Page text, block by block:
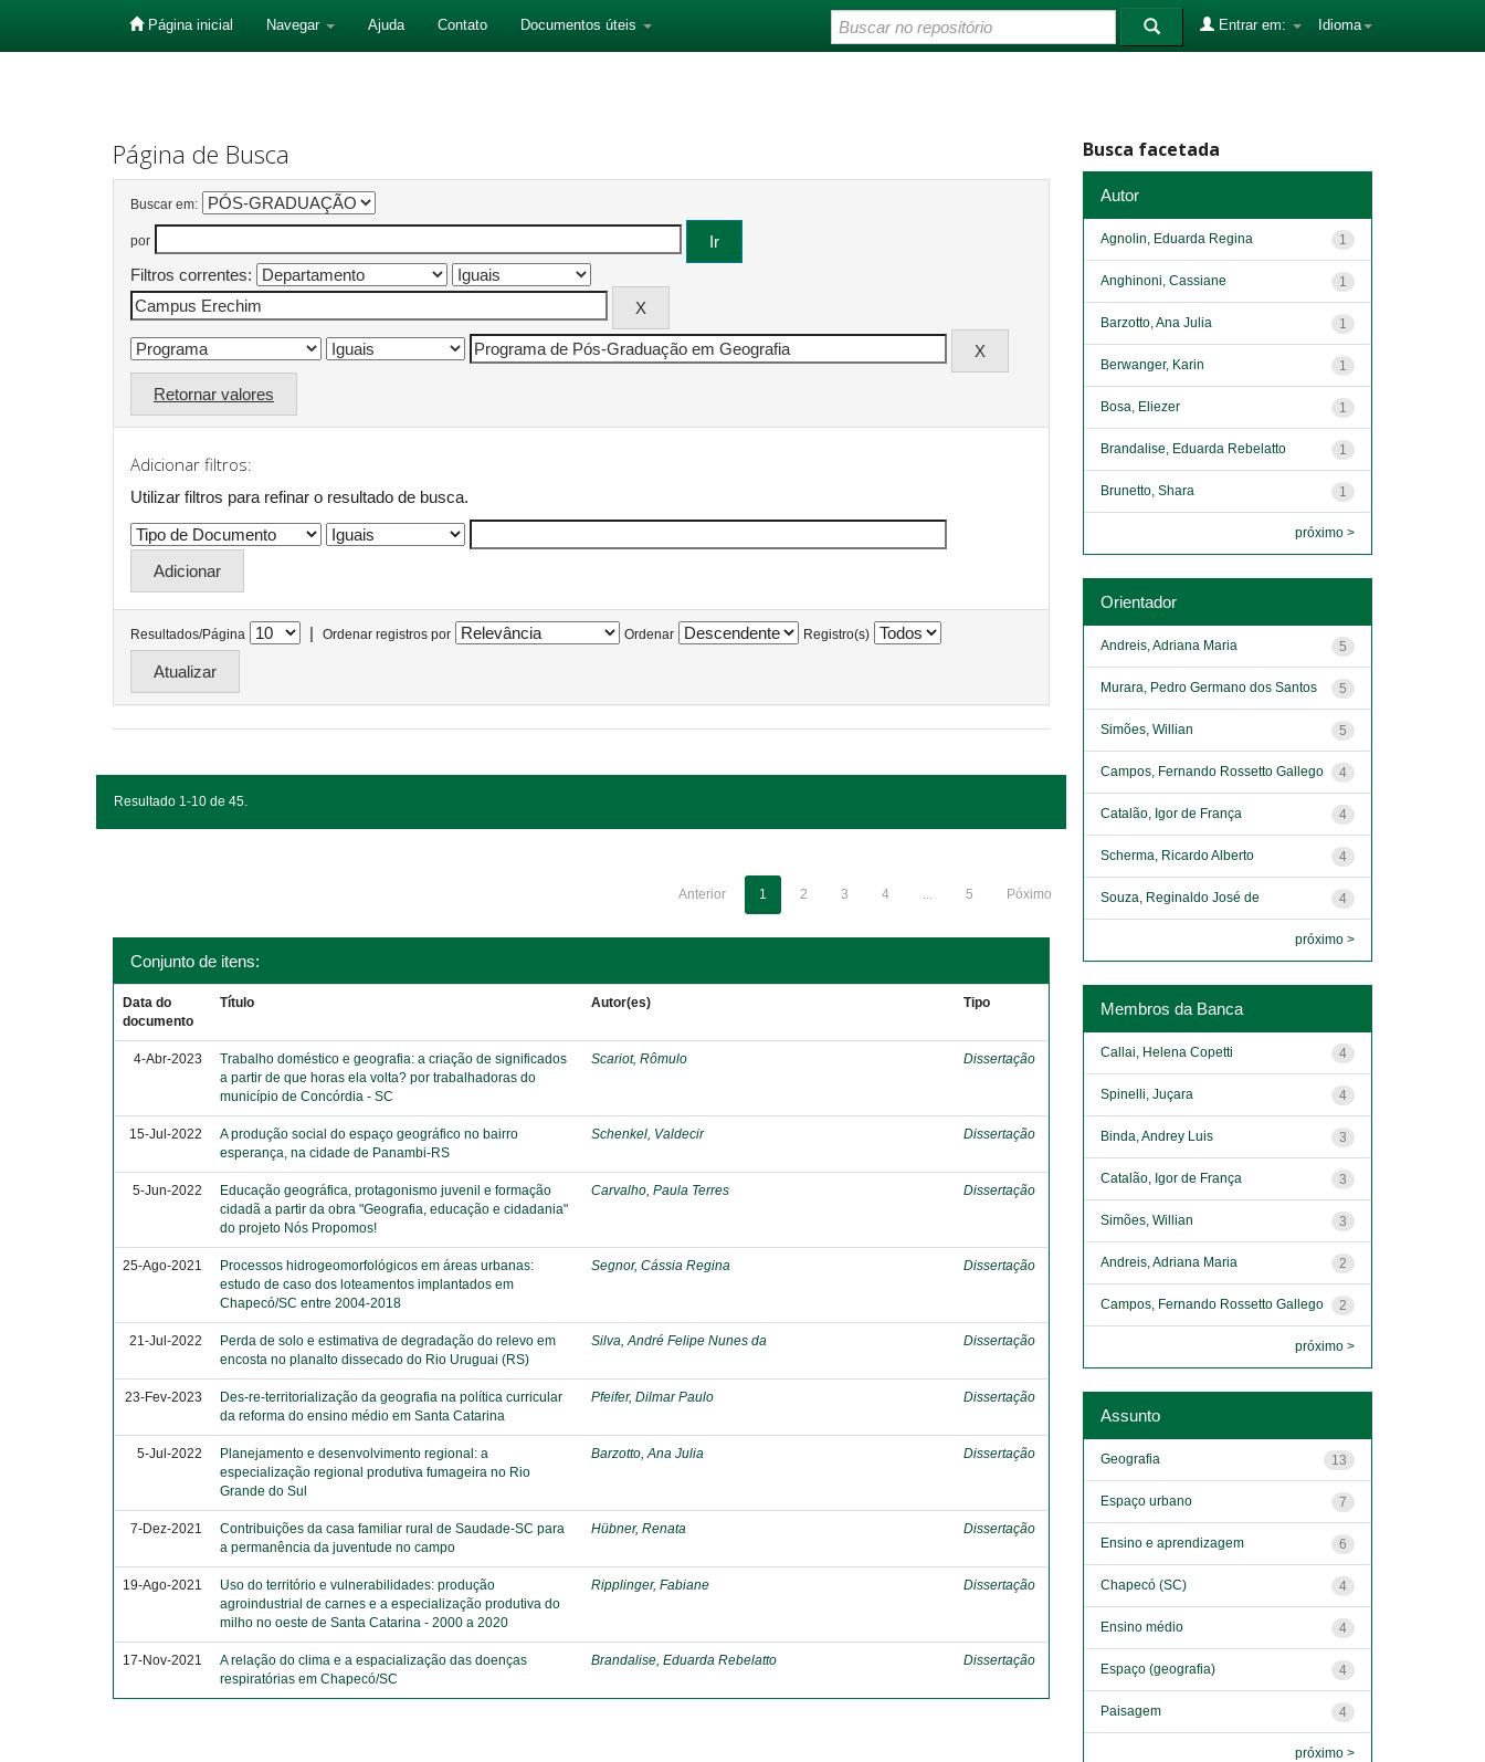
Página inicial Navegar Ajuda Contato Documentos úteis Idioma
Entrar em:
Página de Busca
Buscar em:
por
Filtros correntes:
Retornar valores
Adicionar filtros:
Utilizar filtros para refinar o resultado de busca.
Resultados/Página | Ordenar registros por Ordenar Registro(s)
Resultado 1-10 de 45.
Anterior 1 2 3 4 ... 5 Póximo
Conjunto de itens:
Data do
documento
Título Autor(es) Tipo
4-Abr-2023
Trabalho doméstico e geografia: a criação de significados
a partir de que horas ela volta? por trabalhadoras do
município de Concórdia - SC
Scariot, Rômulo Dissertação
15-Jul-2022
A produção social do espaço geográfico no bairro
esperança, na cidade de Panambi-RS
Schenkel, Valdecir Dissertação
5-Jun-2022
Educação geográfica, protagonismo juvenil e formação
cidadã a partir da obra "Geografia, educação e cidadania"
do projeto Nós Propomos!
Carvalho, Paula Terres Dissertação
25-Ago-2021
Processos hidrogeomorfológicos em áreas urbanas:
estudo de caso dos loteamentos implantados em
Chapecó/SC entre 2004-2018
Segnor, Cássia Regina Dissertação
21-Jul-2022
Perda de solo e estimativa de degradação do relevo em
encosta no planalto dissecado do Rio Uruguai (RS)
Silva, André Felipe Nunes da Dissertação
23-Fev-2023
Des-re-territorialização da geografia na política curricular
da reforma do ensino médio em Santa Catarina
Pfeifer, Dilmar Paulo Dissertação
5-Jul-2022
Planejamento e desenvolvimento regional: a
especialização regional produtiva fumageira no Rio
Grande do Sul
Barzotto, Ana Julia Dissertação
7-Dez-2021
Contribuições da casa familiar rural de Saudade-SC para
a permanência da juventude no campo
Hübner, Renata Dissertação
19-Ago-2021
Uso do território e vulnerabilidades: produção
agroindustrial de carnes e a especialização produtiva do
milho no oeste de Santa Catarina - 2000 a 2020
Ripplinger, Fabiane Dissertação
17-Nov-2021
A relação do clima e a espacialização das doenças
respiratórias em Chapecó/SC
Brandalise, Eduarda Rebelatto Dissertação
Busca facetada
Autor
1
Agnolin, Eduarda Regina
1
Anghinoni, Cassiane
1
Barzotto, Ana Julia
1
Berwanger, Karin
1
Bosa, Eliezer
1
Brandalise, Eduarda Rebelatto
1
Brunetto, Shara
próximo >
Orientador
5
Andreis, Adriana Maria
5
Murara, Pedro Germano dos Santos
5
Simões, Willian
4
Campos, Fernando Rossetto Gallego
4
Catalão, Igor de França
4
Scherma, Ricardo Alberto
4
Souza, Reginaldo José de
próximo >
Membros da Banca
4
Callai, Helena Copetti
4
Spinelli, Juçara
3
Binda, Andrey Luis
3
Catalão, Igor de França
3
Simões, Willian
2
Andreis, Adriana Maria
2
Campos, Fernando Rossetto Gallego
próximo >
Assunto
13
Geografia
7
Espaço urbano
6
Ensino e aprendizagem
4
Chapecó (SC)
4
Ensino médio
4
Espaço (geografia)
4
Paisagem
próximo >